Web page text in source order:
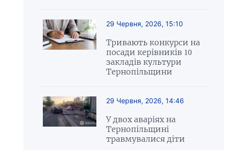
29 Червня, 2026, 15:10
Тривають конкурси на
посади керівників 10
закладів культури
Тернопільщини
29 Червня, 2026, 14:46
У двох аваріях на
Тернопільщині
травмувалися діти